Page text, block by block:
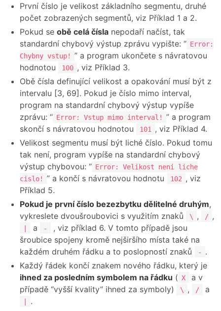
První číslo je velikost základního segmentu, druhé
počet zobrazených segmentů, viz Příklad 1 a 2.
Pokud se obě celá čísla nepodaří načíst, tak
standardní chybový výstup zprávu vypište: “ Error:
Chybny vstup!
” a program ukončete s návratovou
hodnotou
100 , viz Příklad 3.
Obě čísla definující velikost a opakování musí být z
intervalu [3, 69]. Pokud je číslo mimo interval,
program na standardní chybový výstup vypíše
zprávu: “ Error: Vstup mimo interval!
” a program
skončí s návratovou hodnotou
101
, viz Příklad 4.
Velikost segmentu musí být liché číslo. Pokud tomu
tak není, program vypíše na standardní chybový
výstup chybovou: “ Error: Velikost neni liche
cislo!
” a končí s návratovou hodnotu 102 , viz
Příklad 5.
Pokud je první číslo bezezbytku dělitelné druhým,
vykreslete dvoušroubovici s využitím znaků
\ , / ,
a -
, viz příklad 6. V tomto případě jsou
šroubice spojeny kromě nejširšího místa také na
každém druhém řádku a to poslopností znaků
-
.
Každý řádek končí znakem nového řádku, který je
ihned za posledním symbolem na řádku ( X
a v
případě “vyšší kvality” ihned za symboly)
\ , / a
.